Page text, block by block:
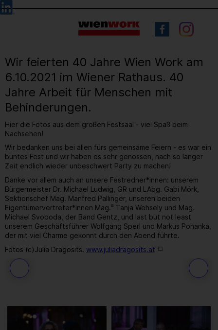
Barrierefreie
Bedienung
Sprachauswahl
Wir feierten 40 Jahre Wien Work am
6.10.2021 im Wiener Rathaus. 40
Jahre Arbeit für Menschen mit
Behinderungen.
Hier die Fotos aus dem großen Festsaal - viel Spaß beim
Nachsehen!
Wir bedanken uns bei allen fürs gemeinsame Feiern - es war ein
buntes Fest und wir haben es sehr genossen, nach so langer
Zeit endlich wieder unbeschwert Party zu machen!
Danke vor allem auch an unsere Festredner*innen: unserem
Bürgermeister Dr. Michael Ludwig, GR und LAbg. Gabi Mörk,
Sektionschef Mag. Manfred Pallinger, unseren beiden
Eigentümervertreter*innen Mag.a Tanja Wehsely und Mag.
Michael Svoboda, der Band Gentz, und last but not least
unserem Geschäftsführer Wolfgang Sperl und Markus Pohanka,
der mit viel Charme gekonnt durch den Abend führte.
Fotos (c)Julia Dragosits. www.juliadragosits.at
241 / 259